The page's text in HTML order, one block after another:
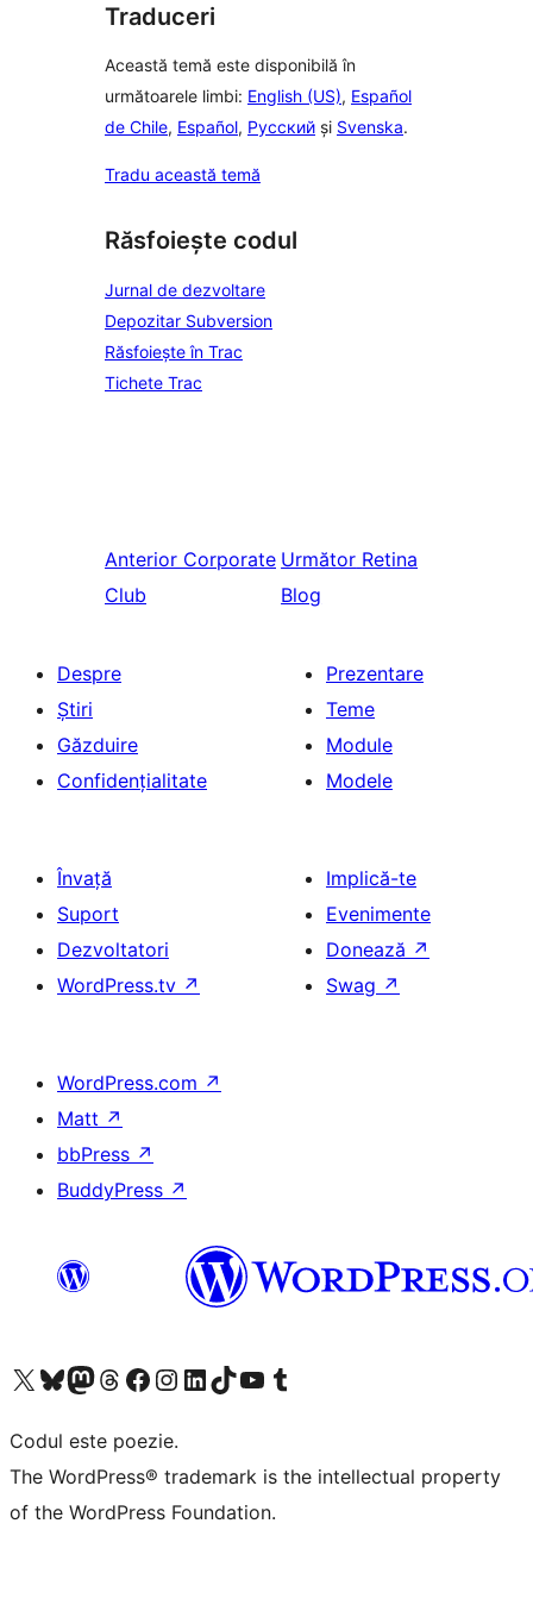
Traduceri
Această temă este disponibilă în
următoarele limbi: English (US), Español
de Chile, Español, Русский și Svenska.
Tradu această temă
Răsfoiește codul
Jurnal de dezvoltare
Depozitar Subversion
Răsfoiește în Trac
Tichete Trac
Anterior Corporate
Club
Următor Retina
Blog
Despre
Știri
Găzduire
Confidențialitate
Prezentare
Teme
Module
Modele
Învață
Suport
Dezvoltatori
WordPress.tv ↗
Implică-te
Evenimente
Donează ↗
Swag ↗
WordPress.com ↗
Matt ↗
bbPress ↗
BuddyPress ↗
Mergi la contul nostru X (fost Twitter)
Vizitează contul nostru Bluesky
Vizitează contul nostru Mastodon
Vizitează contul nostru Threads
Vizitează pagina noastră Facebook
Vizitează-ne pe Instagram
Vizitează-ne pe LinkedIn
Vizitează contul nostru TikTok
Vizitează canalul nostru YouTube
Vizitează contul nostru Tumblr
Codul este poezie.
The WordPress® trademark is the intellectual property
of the WordPress Foundation.